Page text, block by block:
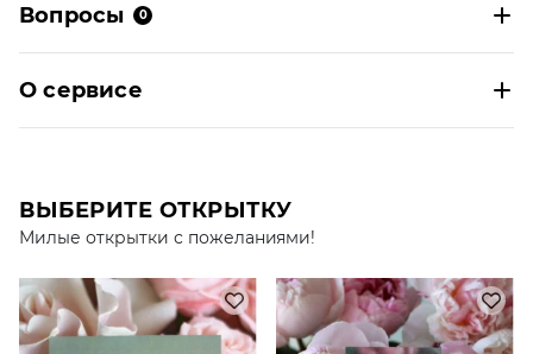
Вопросы 0
О сервисе
ВЫБЕРИТЕ ОТКРЫТКУ
Милые открытки с пожеланиями!